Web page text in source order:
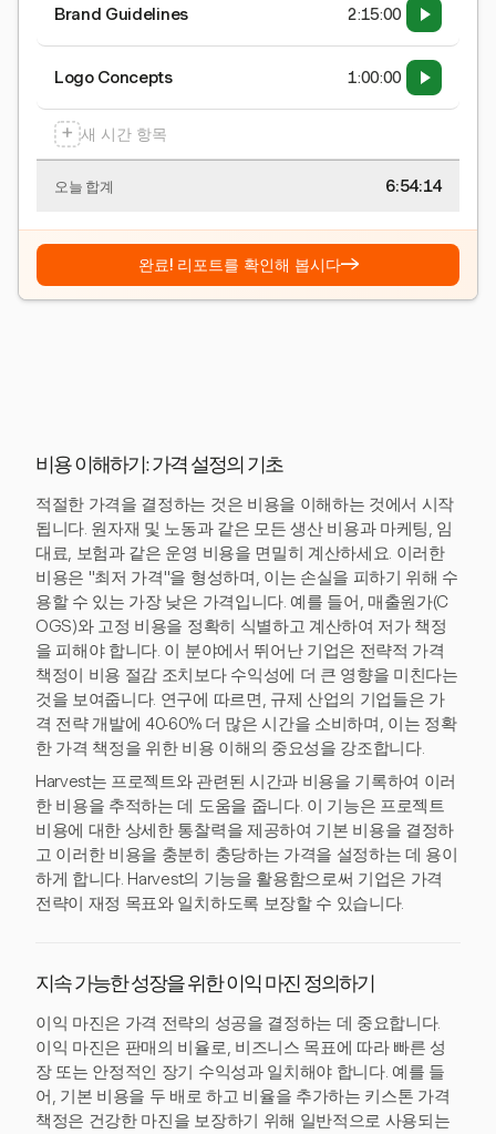
Brand Guidelines 2:15:00
Logo Concepts 1:00:00
+ 새 시간 항목
오늘 합계 6:54:15
완료! 리포트를 확인해 봅시다→
비용 이해하기: 가격 설정의 기초
적절한 가격을 결정하는 것은 비용을 이해하는 것에서 시작
됩니다. 원자재 및 노동과 같은 모든 생산 비용과 마케팅, 임
대료, 보험과 같은 운영 비용을 면밀히 계산하세요. 이러한
비용은 "최저 가격"을 형성하며, 이는 손실을 피하기 위해 수
용할 수 있는 가장 낮은 가격입니다. 예를 들어, 매출원가(C
OGS)와 고정 비용을 정확히 식별하고 계산하여 저가 책정
을 피해야 합니다. 이 분야에서 뛰어난 기업은 전략적 가격
책정이 비용 절감 조치보다 수익성에 더 큰 영향을 미친다는
것을 보여줍니다. 연구에 따르면, 규제 산업의 기업들은 가
격 전략 개발에 40-60% 더 많은 시간을 소비하며, 이는 정확
한 가격 책정을 위한 비용 이해의 중요성을 강조합니다.
Harvest는 프로젝트와 관련된 시간과 비용을 기록하여 이러
한 비용을 추적하는 데 도움을 줍니다. 이 기능은 프로젝트
비용에 대한 상세한 통찰력을 제공하여 기본 비용을 결정하
고 이러한 비용을 충분히 충당하는 가격을 설정하는 데 용이
하게 합니다. Harvest의 기능을 활용함으로써 기업은 가격
전략이 재정 목표와 일치하도록 보장할 수 있습니다.
지속 가능한 성장을 위한 이익 마진 정의하기
이익 마진은 가격 전략의 성공을 결정하는 데 중요합니다.
이익 마진은 판매의 비율로, 비즈니스 목표에 따라 빠른 성
장 또는 안정적인 장기 수익성과 일치해야 합니다. 예를 들
어, 기본 비용을 두 배로 하고 비율을 추가하는 키스톤 가격
책정은 건강한 마진을 보장하기 위해 일반적으로 사용되는